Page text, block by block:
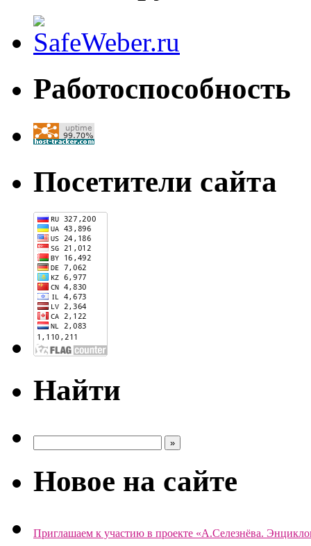
Работоспособность
Посетители сайта
Найти
Новое на сайте
Приглашаем к участию в проекте «А.Селезнёва.